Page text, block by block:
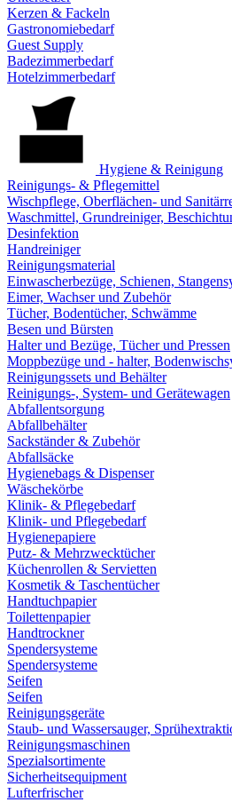
Kerzen & Fackeln
Gastronomiebedarf
Guest Supply
Badezimmerbedarf
Hotelzimmerbedarf
Hygiene & Reinigung
Reinigungs- & Pflegemittel
Wischpflege, Oberflächen- und
Waschmittel, Grundreiniger,
Desinfektion
Handreiniger
Reinigungsmaterial
Einwascherbezüge, Schienen,
Eimer, Wachser und Zubehör
Tücher, Bodentücher, Schwämme
Besen und Bürsten
Halter und Bezüge, Tücher und Pressen
Moppbezüge und - halter,
Reinigungssets und Behälter
Reinigungs-, System- und Gerätewagen
Abfallentsorgung
Abfallbehälter
Sackständer & Zubehör
Abfallsäcke
Hygienebags & Dispenser
Wäschekörbe
Klinik- & Pflegebedarf
Klinik- und Pflegebedarf
Hygienepapiere
Putz- & Mehrzwecktücher
Küchenrollen & Servietten
Kosmetik & Taschentücher
Handtuchpapier
Toilettenpapier
Handtrockner
Spendersysteme
Spendersysteme
Seifen
Seifen
Reinigungsgeräte
Staub- und Wassersauger,
Reinigungsmaschinen
Spezialsortimente
Sicherheitsequipment
Lufterfrischer